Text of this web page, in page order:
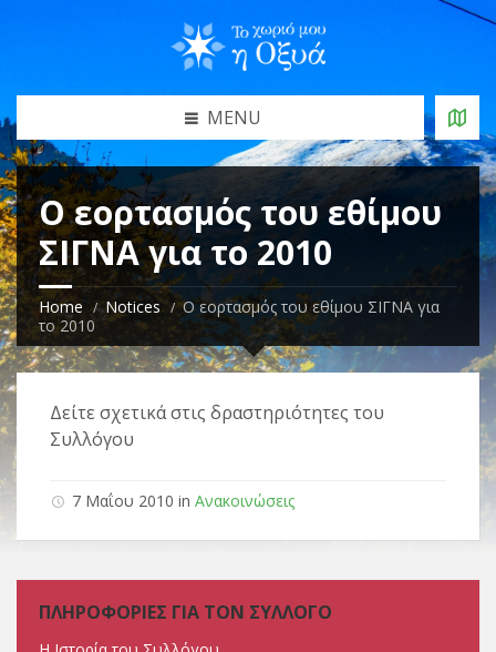
MENU
Ο εορτασμός του εθίμου
ΣΙΓΝΑ για το 2010
Home Notices
Ο εορτασμός του εθίμου ΣΙΓΝΑ για
το 2010
Δείτε σχετικά στις δραστηριότητες του
Συλλόγου
7 Μαΐου 2010 in Ανακοινώσεις
ΠΛΗΡΟΦΟΡΙΕΣ ΓΙΑ ΤΟΝ ΣΥΛΛΟΓΟ